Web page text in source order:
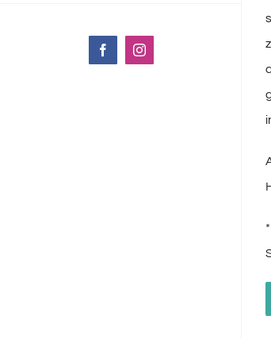
FacebookInstagram